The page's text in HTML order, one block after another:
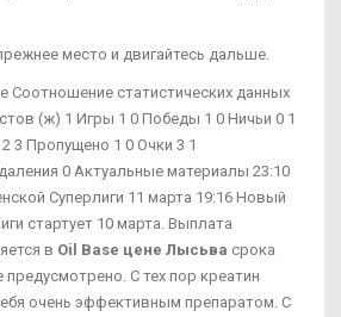
место и двигайтесь дальше.
Соотношение статистических данных
(ж) 1 Игры 1 0 Победы 1 0 Ничьи 0 1
3 Пропущено 1 0 Очки 3 1
0 Актуальные материалы 23:10
Суперлиги 11 марта 19:16 Новый
стартует 10 марта. Выплата
в Oil Base цене Лысьва срока
С тех пор креатин
очень эффективным препаратом. С